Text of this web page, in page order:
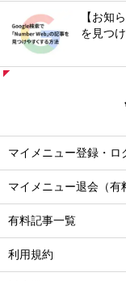
【お知
を見つ
マイメニュー登録・ロ
マイメニュー退会（有
有料記事一覧
利用規約